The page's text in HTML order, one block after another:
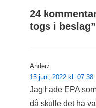
24
togs i beslag”
Anderz
15 juni, 2022 kl. 07:38
Jag hade EPA
då skulle det ha